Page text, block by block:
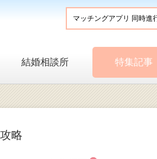
結婚相談所 特集記事
略